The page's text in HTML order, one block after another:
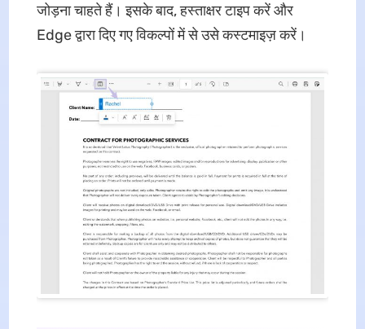
जोड़ना चाहते हैं। इसके बाद, हस्ताक्षर टाइप करें और
Edge द्वारा दिए गए विकल्पों में से उसे कस्टमाइज़ करें।